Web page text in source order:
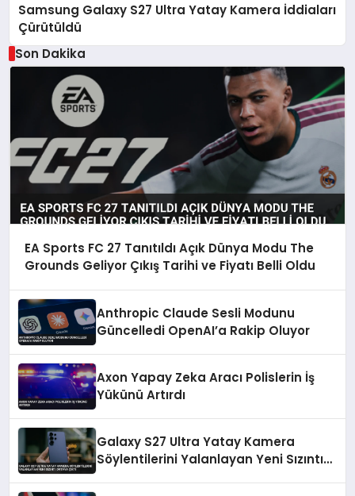
Samsung Galaxy S27 Ultra Yatay Kamera İddiaları
Çürütüldü
Son Dakika
EA Sports FC 27 Tanıtıldı Açık Dünya Modu The
Grounds Geliyor Çıkış Tarihi ve Fiyatı Belli Oldu
Anthropic Claude Sesli Modunu
Güncelledi OpenAI’a Rakip Oluyor
Axon Yapay Zeka Aracı Polislerin İş
Yükünü Artırdı
Galaxy S27 Ultra Yatay Kamera
Söylentilerini Yalanlayan Yeni Sızıntı